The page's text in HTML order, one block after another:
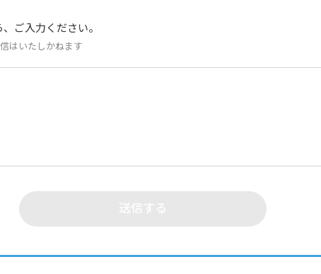
ご入力ください。
はいたしかねます